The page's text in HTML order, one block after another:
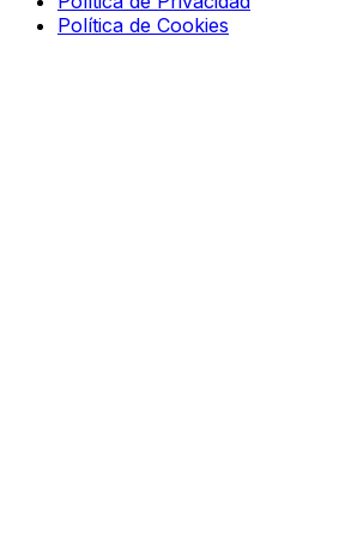
Política de Cookies